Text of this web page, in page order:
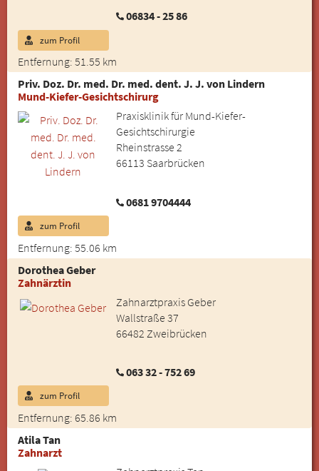
06834 - 25 86
Entfernung: 51.55 km
zum Profil
Priv. Doz. Dr. med. Dr. med. dent. J. J. von Lindern
Mund-Kiefer-Gesichtschirurg
Praxisklinik für Mund-Kiefer-
Gesichtschirurgie
Rheinstrasse 2
66113 Saarbrücken
0681 9704444
Entfernung: 55.06 km
zum Profil
Dorothea Geber
Zahnärztin
Zahnarztpraxis Geber
Wallstraße 37
66482 Zweibrücken
063 32 - 752 69
Entfernung: 65.86 km
zum Profil
Atila Tan
Zahnarzt